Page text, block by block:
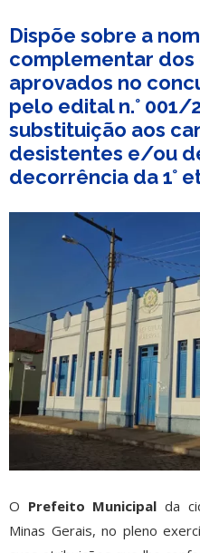
Dispõe sobre a
complementar
aprovados no
pelo edital n.° 001/
substituição aos
desistentes e/ou
decorrência da 1°
O Prefeito Municipal da
Minas Gerais, no pleno